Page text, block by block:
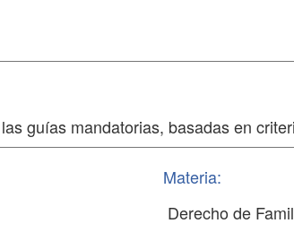
Materia: